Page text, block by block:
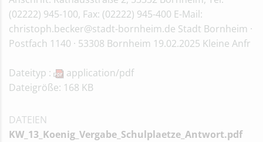
(02222) 945-100, Fax: (02222) 945-400 E-Mail:
christoph.becker@stadt-bornheim.de Stadt Bornheim ·
Postfach 1140 · 53308 Bornheim 19.02.2025 Kleine Anfr
Dateityp :
application/pdf
Dateigröße: 168 KB
DATEIEN
KW_13_Koenig_Vergabe_Schulplaetze_Antwort.pdf